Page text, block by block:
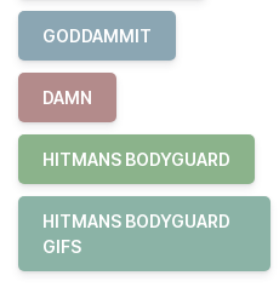
GODDAMMIT
DAMN
HITMANS BODYGUARD
HITMANS BODYGUARD
GIFS